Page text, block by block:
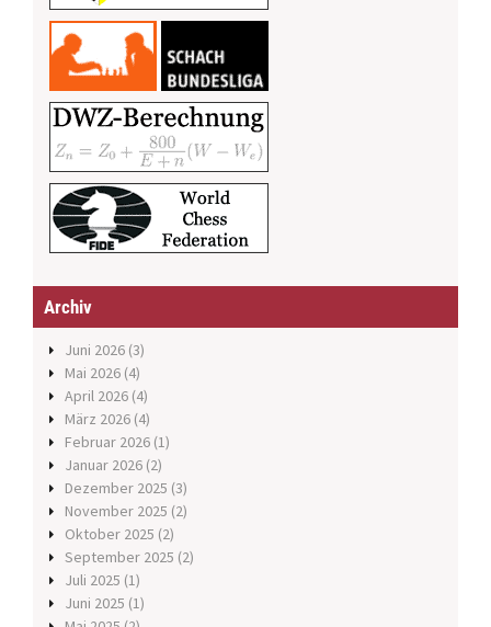
Archiv
Juni 2026 (3)
Mai 2026 (4)
April 2026 (4)
März 2026 (4)
Februar 2026 (1)
Januar 2026 (2)
Dezember 2025 (3)
November 2025 (2)
Oktober 2025 (2)
September 2025 (2)
Juli 2025 (1)
Juni 2025 (1)